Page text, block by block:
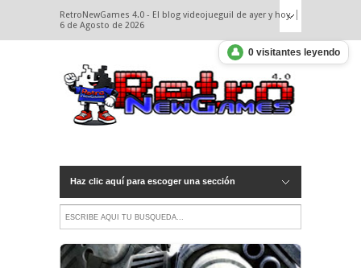
RetroNewGames 4.0 - El blog videojueguil de ayer y hoy.
6 de Agosto de 2026
Haz clic aquí para escoger una sección
👤 0 visitantes leyendo